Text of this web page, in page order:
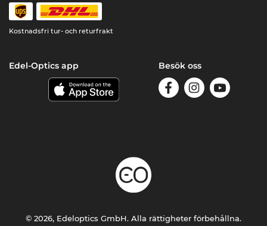
Kostnadsfri tur- och returfrakt
Edel-Optics app Besök oss
© 2026, Edeloptics GmbH. Alla rättigheter förbehållna.